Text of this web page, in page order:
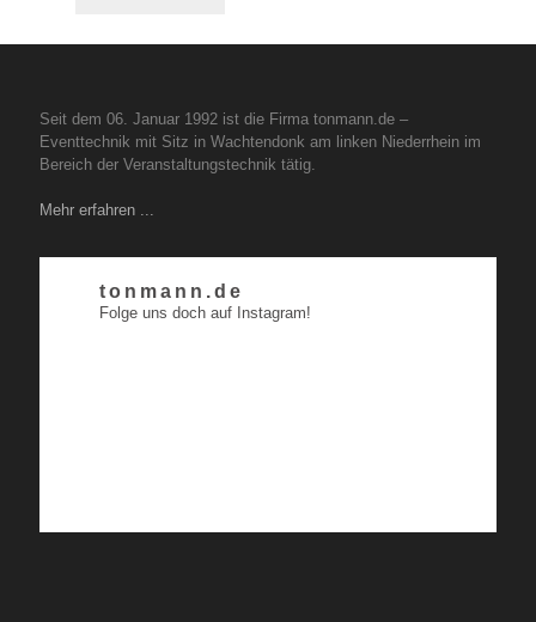
Seit dem 06. Januar 1992 ist die Firma tonmann.de –
Eventtechnik mit Sitz in Wachtendonk am linken Niederrhein im
Bereich der Veranstaltungstechnik tätig.
Mehr erfahren ...
tonmann.de
Folge uns doch auf Instagram!